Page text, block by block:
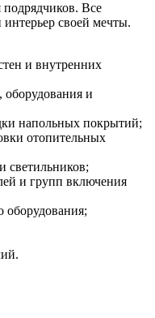
Все
своей мечты.
и внутренних
оборудования и
напольных покрытий;
отопительных
светильников;
и групп включения
оборудования;